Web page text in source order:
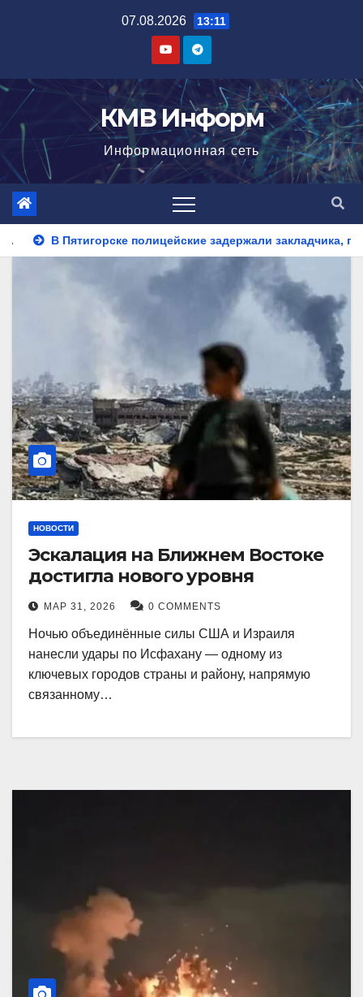
07.08.2026 13:11
КМВ Информ
Информационная сеть
задержали закладчика, пытавшегося сбыть партию
НОВОСТИ
Эскалация на Ближнем Востоке
достигла нового уровня
МАР 31, 2026 0 COMMENTS
Ночью объединённые силы США и Израиля
нанесли удары по Исфахану — одному из
ключевых городов страны и району, напрямую
связанному…